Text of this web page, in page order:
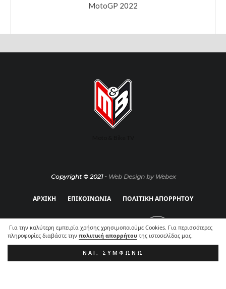
Για την καλύτερη εμπειρία χρήσης χρησιμοποιούμε Cookies. Για περισσότερες
πληροφορίες διαβάστε την πολιτική απορρήτου της ιστοσελίδας μας.
ΝΑΙ, ΣΥΜΦΩΝΏ
MotoGP 2022
Copyright © 2021 - Web Design by Webex
ΑΡΧΙΚΗ ΕΠΙΚΟΙΝΩΝΙΑ ΠΟΛΙΤΙΚΗ ΑΠΟΡΡΗΤΟΥ